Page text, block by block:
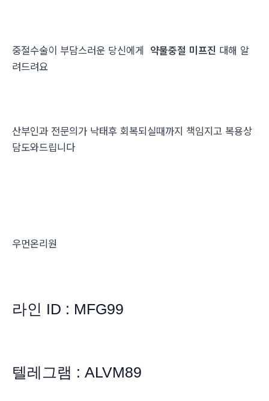
중절수술이 부담스러운 당신에게 약물중절 미프진 대해 알
려드려요
산부인과 전문의가 낙태후 회복되실때까지 책임지고 복용상
담도와드립니다
우먼온리원
라인 ID : MFG99
텔레그램 : ALVM89